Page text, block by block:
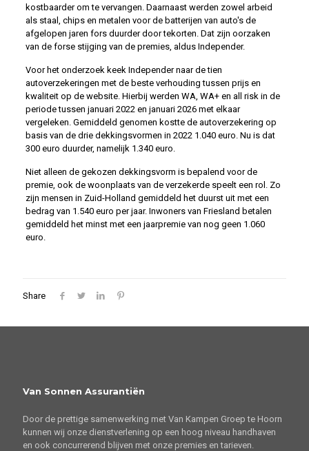
kostbaarder om te vervangen. Daarnaast werden zowel arbeid
als staal, chips en metalen voor de batterijen van auto's de
afgelopen jaren fors duurder door tekorten. Dat zijn oorzaken
van de forse stijging van de premies, aldus Independer.
Voor het onderzoek keek Independer naar de tien
autoverzekeringen met de beste verhouding tussen prijs en
kwaliteit op de website. Hierbij werden WA, WA+ en all risk in de
periode tussen januari 2022 en januari 2026 met elkaar
vergeleken. Gemiddeld genomen kostte de autoverzekering op
basis van de drie dekkingsvormen in 2022 1.040 euro. Nu is dat
300 euro duurder, namelijk 1.340 euro.
Niet alleen de gekozen dekkingsvorm is bepalend voor de
premie, ook de woonplaats van de verzekerde speelt een rol. Zo
zijn mensen in Zuid-Holland gemiddeld het duurst uit met een
bedrag van 1.540 euro per jaar. Inwoners van Friesland betalen
gemiddeld het minst met een jaarpremie van nog geen 1.060
euro.
Share
Van Sonnen Assurantiën
Door de prettige samenwerking met Van Kampen Groep te Hoorn
kunnen wij onze dienstverlening op een hoog niveau handhaven
en ook concurrerend blijven met onze premies en tarieven.